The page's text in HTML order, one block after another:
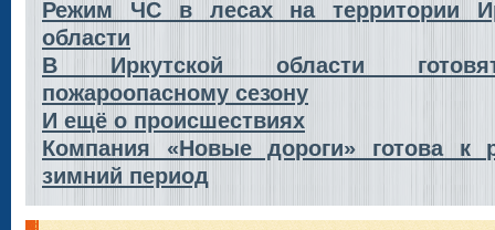
Режим ЧС в лесах на территории
области
В Иркутской области
пожароопасному сезону
И ещё о происшествиях
Компания «Новые дороги» готова к
зимний период